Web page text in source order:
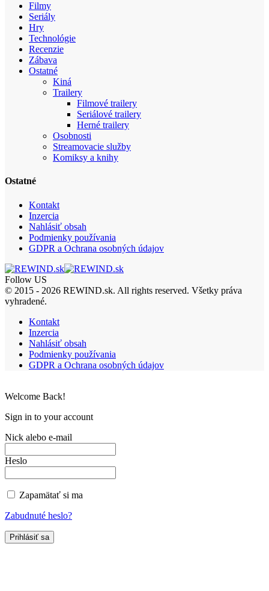
Filmy
Seriály
Hry
Technológie
Recenzie
Zábava
Ostatné
Kiná
Trailery
Filmové trailery
Seriálové trailery
Herné trailery
Osobnosti
Streamovacie služby
Komiksy a knihy
Ostatné
Kontakt
Inzercia
Nahlásiť obsah
Podmienky používania
GDPR a Ochrana osobných údajov
Follow US
© 2015 - 2026 REWIND.sk. All rights reserved. Všetky práva
vyhradené.
Kontakt
Inzercia
Nahlásiť obsah
Podmienky používania
GDPR a Ochrana osobných údajov
Welcome Back!
Sign in to your account
Nick alebo e-mail
Heslo
Zapamätať si ma
Zabudnuté heslo?